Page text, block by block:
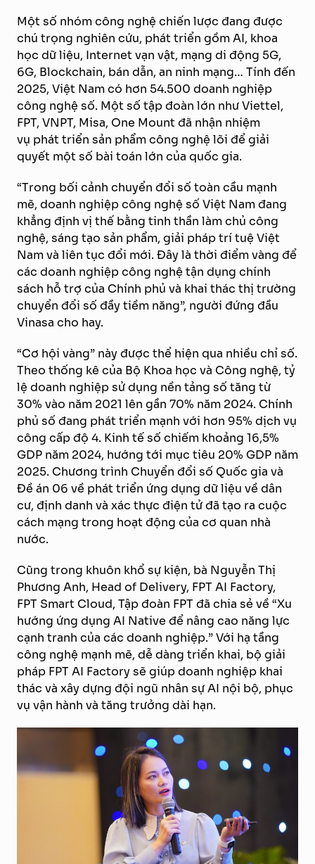
Một số nhóm công nghệ chiến lược đang được
chú trọng nghiên cứu, phát triển gồm AI, khoa
học dữ liệu, Internet vạn vật, mạng di động 5G,
6G, Blockchain, bán dẫn, an ninh mạng… Tính đến
2025, Việt Nam có hơn 54.500 doanh nghiệp
công nghệ số. Một số tập đoàn lớn như Viettel,
FPT, VNPT, Misa, One Mount đã nhận nhiệm
vụ phát triển sản phẩm công nghệ lõi để giải
quyết một số bài toán lớn của quốc gia.
“Trong bối cảnh chuyển đổi số toàn cầu mạnh
mẽ, doanh nghiệp công nghệ số Việt Nam đang
khẳng định vị thế bằng tinh thần làm chủ công
nghệ, sáng tạo sản phẩm, giải pháp trí tuệ Việt
Nam và liên tục đổi mới. Đây là thời điểm vàng để
các doanh nghiệp công nghệ tận dụng chính
sách hỗ trợ của Chính phủ và khai thác thị trường
chuyển đổi số đầy tiềm năng”, người đứng đầu
Vinasa cho hay.
“Cơ hội vàng” này được thể hiện qua nhiều chỉ số.
Theo thống kê của Bộ Khoa học và Công nghệ, tỷ
lệ doanh nghiệp sử dụng nền tảng số tăng từ
30% vào năm 2021 lên gần 70% năm 2024. Chính
phủ số đang phát triển mạnh với hơn 95% dịch vụ
công cấp độ 4. Kinh tế số chiếm khoảng 16,5%
GDP năm 2024, hướng tới mục tiêu 20% GDP năm
2025. Chương trình Chuyển đổi số Quốc gia và
Đề án 06 về phát triển ứng dụng dữ liệu về dân
cư, định danh và xác thực điện tử đã tạo ra cuộc
cách mạng trong hoạt động của cơ quan nhà
nước.
Cũng trong khuôn khổ sự kiện, bà Nguyễn Thị
Phương Anh, Head of Delivery, FPT AI Factory,
FPT Smart Cloud, Tập đoàn FPT đã chia sẻ về “Xu
hướng ứng dụng AI Native để nâng cao năng lực
cạnh tranh của các doanh nghiệp.” Với hạ tầng
công nghệ mạnh mẽ, dễ dàng triển khai, bộ giải
pháp FPT AI Factory sẽ giúp doanh nghiệp khai
thác và xây dựng đội ngũ nhân sự AI nội bộ, phục
vụ vận hành và tăng trưởng dài hạn.